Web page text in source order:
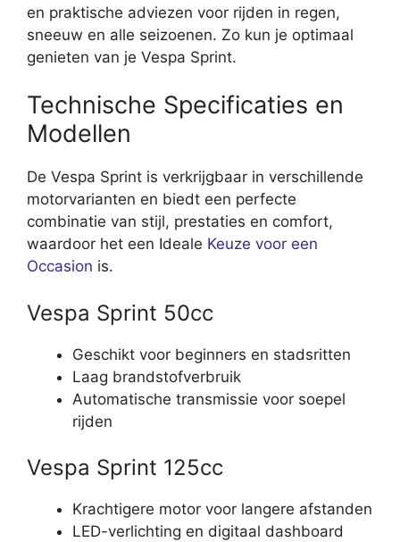
en praktische adviezen voor rijden in regen,
sneeuw en alle seizoenen. Zo kun je optimaal
genieten van je Vespa Sprint.
Technische Specificaties en
Modellen
De Vespa Sprint is verkrijgbaar in verschillende
motorvarianten en biedt een perfecte
combinatie van stijl, prestaties en comfort,
waardoor het een Ideale Keuze voor een
Occasion is.
Vespa Sprint 50cc
Geschikt voor beginners en stadsritten
Laag brandstofverbruik
Automatische transmissie voor soepel
rijden
Vespa Sprint 125cc
Krachtigere motor voor langere afstanden
LED-verlichting en digitaal dashboard